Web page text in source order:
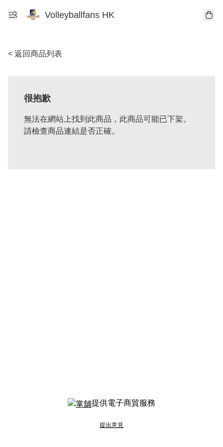
Volleyballfans HK
< 返回商品列表
很抱歉
無法在網站上找到此商品，此商品可能已下架。
請檢查商品連結是否正確。
提供電子商貿服務
提出意見